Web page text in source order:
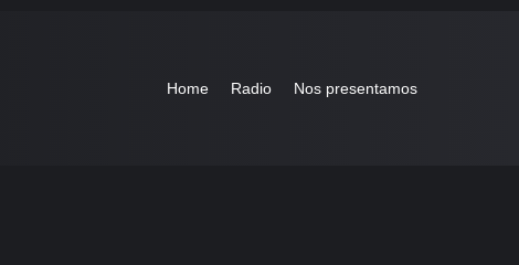
Home Radio Nos presentamos